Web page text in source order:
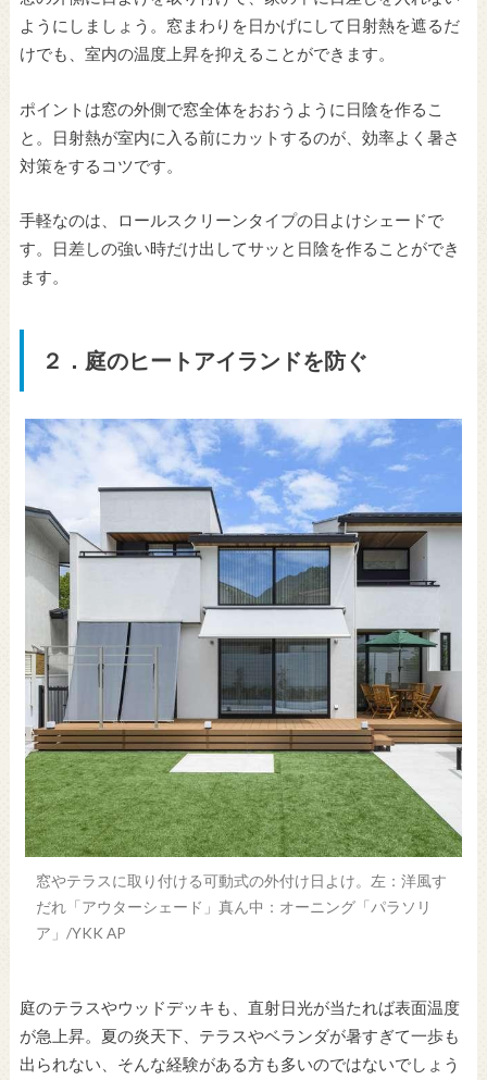
ようにしましょう。窓まわりを日かげにして日射熱を遮るだ
けでも、室内の温度上昇を抑えることができます。
ポイントは窓の外側で窓全体をおおうように日陰を作るこ
と。日射熱が室内に入る前にカットするのが、効率よく暑さ
対策をするコツです。
手軽なのは、ロールスクリーンタイプの日よけシェードで
す。日差しの強い時だけ出してサッと日陰を作ることができ
ます。
２．庭のヒートアイランドを防ぐ
窓やテラスに取り付ける可動式の外付け日よけ。左：洋風す
だれ「アウターシェード」真ん中：オーニング「パラソリ
ア」/YKK AP
庭のテラスやウッドデッキも、直射日光が当たれば表面温度
が急上昇。夏の炎天下、テラスやベランダが暑すぎて一歩も
出られない、そんな経験がある方も多いのではないでしょう